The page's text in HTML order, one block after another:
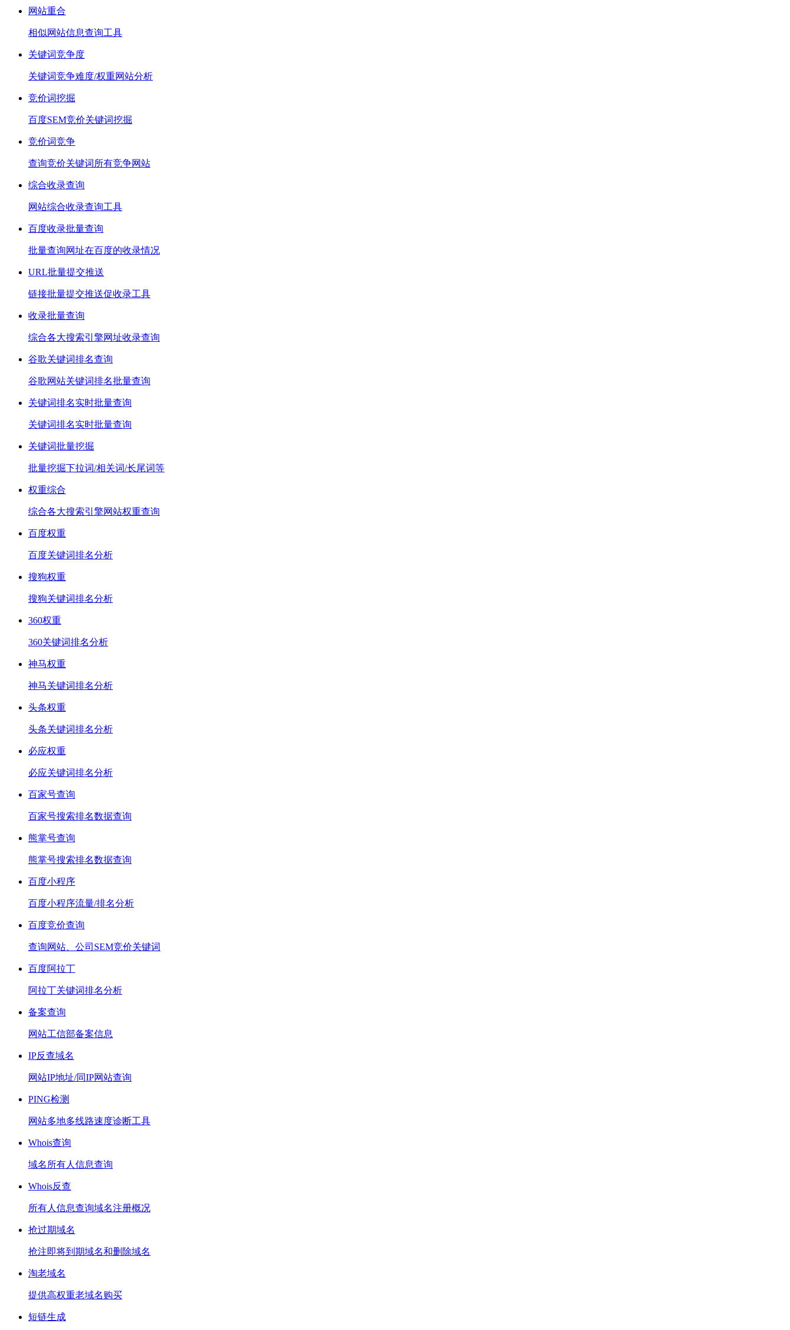
网站重合
相似网站信息查询工具
关键词竞争度
关键词竞争难度/权重网站分析
竞价词挖掘
百度SEM竞价关键词挖掘
竞价词竞争
查询竞价关键词所有竞争网站
综合收录查询
网站综合收录查询工具
百度收录批量查询
批量查询网址在百度的收录情况
URL批量提交推送
链接批量提交推送促收录工具
收录批量查询
综合各大搜索引擎网址收录查询
谷歌关键词排名查询
谷歌网站关键词排名批量查询
关键词排名实时批量查询
关键词排名实时批量查询
关键词批量挖掘
批量挖掘下拉词/相关词/长尾词等
权重综合
综合各大搜索引擎网站权重查询
百度权重
百度关键词排名分析
搜狗权重
搜狗关键词排名分析
360权重
360关键词排名分析
神马权重
神马关键词排名分析
头条权重
头条关键词排名分析
必应权重
必应关键词排名分析
百家号查询
百家号搜索排名数据查询
熊掌号查询
熊掌号搜索排名数据查询
百度小程序
百度小程序流量/排名分析
百度竞价查询
查询网站、公司SEM竞价关键词
百度阿拉丁
阿拉丁关键词排名分析
备案查询
网站工信部备案信息
IP反查域名
网站IP地址/同IP网站查询
PING检测
网站多地多线路速度诊断工具
Whois查询
域名所有人信息查询
Whois反查
所有人信息查询域名注册概况
抢过期域名
抢注即将到期域名和删除域名
淘老域名
提供高权重老域名购买
短链生成